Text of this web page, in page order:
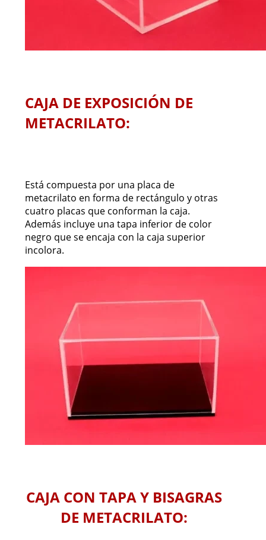
CAJA DE EXPOSICIÓN DE
METACRILATO:
Está compuesta por una placa de
metacrilato en forma de rectángulo y otras
cuatro placas que conforman la caja.
Además incluye una tapa inferior de color
negro que se encaja con la caja superior
incolora.
CAJA CON TAPA Y BISAGRAS
DE METACRILATO: